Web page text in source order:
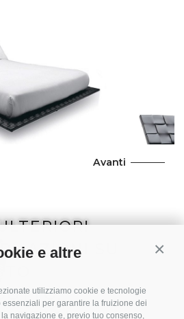
e altre
utilizziamo cookie e tecnologie
per garantire la fruizione dei
navigazione e, previo tuo consenso,
Avanti
SU